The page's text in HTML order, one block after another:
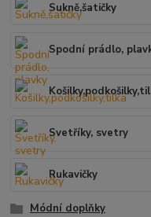
Sukně,šatičky
Spodní prádlo,
Svetříky, svetry
Rukavičky
Módní doplňky